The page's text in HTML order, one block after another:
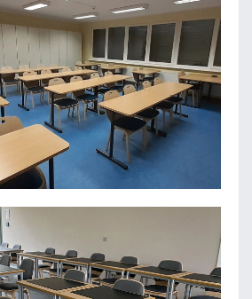
SCHULE UCKERMARK E.V.